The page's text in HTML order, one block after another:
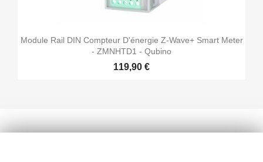
Module Rail DIN Compteur D'énergie Z-Wave+ Smart Meter
- ZMNHTD1 - Qubino
119,90 €